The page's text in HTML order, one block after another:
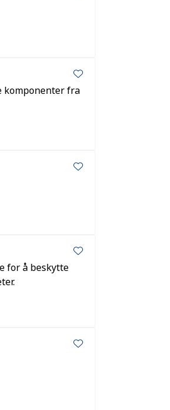
komponenter fra
for å beskytte